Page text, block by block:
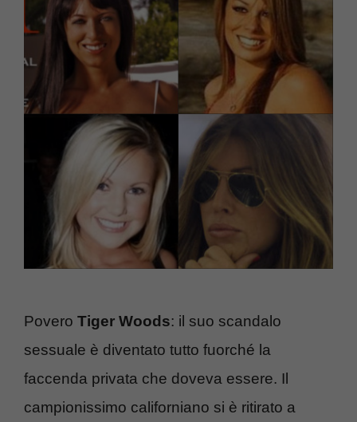
Povero Tiger Woods: il suo scandalo
sessuale è diventato tutto fuorché la
faccenda privata che doveva essere. Il
campionissimo californiano si è ritirato a